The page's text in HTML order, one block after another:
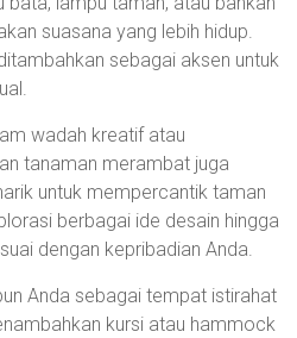
suasana yang lebih hidup.
sebagai aksen untuk
wadah kreatif atau
tanaman merambat juga
untuk mempercantik taman
berbagai ide desain hingga
dengan kepribadian Anda.
Anda sebagai tempat istirahat
kursi atau hammock